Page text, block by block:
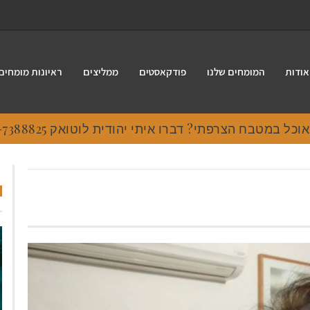
אודות המומחים שלנו פודקאסטים ממליצים ראיונות
במטבח הצרפתי? דברו איתי יהודית לוטואק 054-7388825.